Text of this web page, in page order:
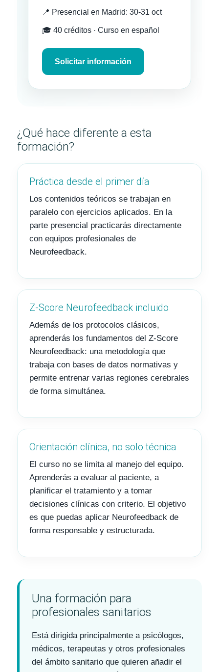
📍 Presencial en Madrid: 30-31 oct
🎓 40 créditos · Curso en español
Solicitar información
¿Qué hace diferente a esta
formación?
Práctica desde el primer día
Los contenidos teóricos se trabajan en
paralelo con ejercicios aplicados. En la
parte presencial practicarás directamente
con equipos profesionales de
Neurofeedback.
Z-Score Neurofeedback incluido
Además de los protocolos clásicos,
aprenderás los fundamentos del Z-Score
Neurofeedback: una metodología que
trabaja con bases de datos normativas y
permite entrenar varias regiones cerebrales
de forma simultánea.
Orientación clínica, no solo técnica
El curso no se limita al manejo del equipo.
Aprenderás a evaluar al paciente, a
planificar el tratamiento y a tomar
decisiones clínicas con criterio. El objetivo
es que puedas aplicar Neurofeedback de
forma responsable y estructurada.
Una formación para
profesionales sanitarios
Está dirigida principalmente a psicólogos,
médicos, terapeutas y otros profesionales
del ámbito sanitario que quieren añadir el